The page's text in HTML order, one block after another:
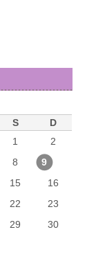
S
D
1
2
8
9
15
16
22
23
29
30